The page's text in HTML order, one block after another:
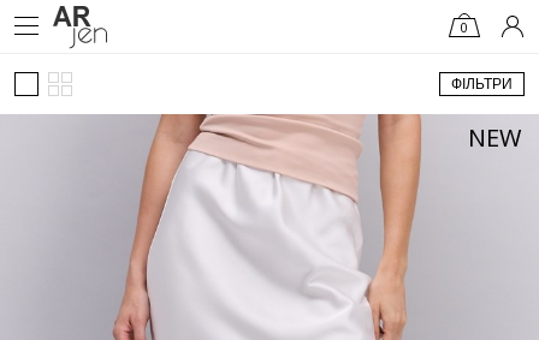
0
ФІЛЬТРИ
NEW